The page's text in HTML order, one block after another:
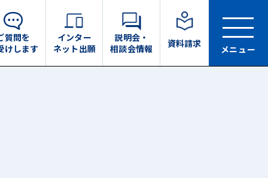
質問を
けします
インター
ネット出願
説明会・
相談会情報
資料請求
メニュー